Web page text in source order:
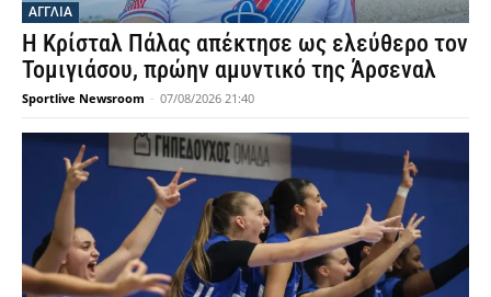
ΑΓΓΛΙΑ
Η Κρίσταλ Πάλας απέκτησε ως ελεύθερο τον
Τομιγιάσου, πρώην αμυντικό της Άρσεναλ
Sportlive Newsroom - 07/08/2026 21:40